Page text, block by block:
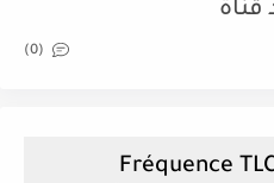
(0)
Fréquence